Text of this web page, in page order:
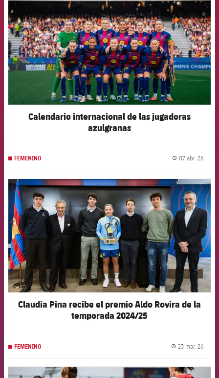
Calendario internacional de las jugadoras
azulgranas
FEMENINO 07 abr. 26
FCB Barcelona badge
Claudia Pina recibe el premio Aldo Rovira de la
temporada 2024/25
FEMENINO 23 mar. 26
FCB Barcelona badge